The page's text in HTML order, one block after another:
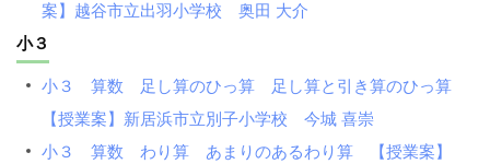
案】越谷市立出羽小学校 奥田 大介
小３
小３ 算数 足し算のひっ算 足し算と引き算のひっ算
【授業案】新居浜市立別子小学校 今城 喜崇
小３ 算数 わり算 あまりのあるわり算 【授業案】